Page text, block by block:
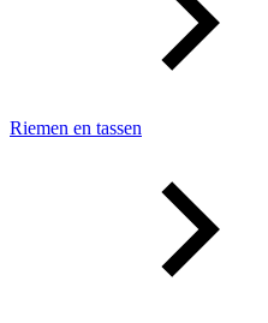
Riemen en tassen